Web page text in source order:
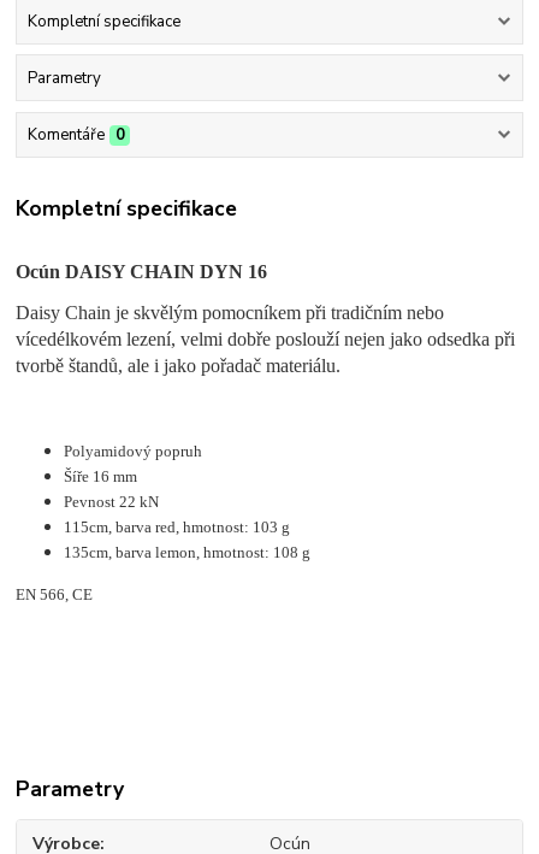
Kompletní specifikace
Parametry
Komentáře 0
Kompletní specifikace
Ocún DAISY CHAIN DYN 16
Daisy Chain je skvělým pomocníkem při tradičním nebo
vícedélkovém lezení, velmi dobře poslouží nejen jako odsedka při
tvorbě štandů, ale i jako pořadač materiálu.
Polyamidový popruh
Šíře 16 mm
Pevnost 22 kN
115cm, barva red, hmotnost: 103 g
135cm, barva lemon, hmotnost: 108 g
EN 566, CE
Parametry
Výrobce Ocún